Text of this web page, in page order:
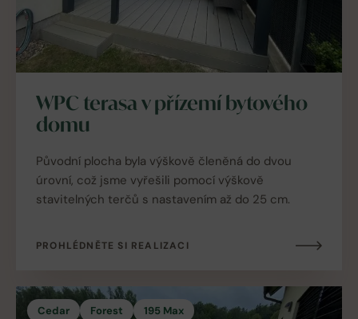
WPC terasa v přízemí bytového
domu
Původní plocha byla výškově členěná do dvou
úrovní, což jsme vyřešili pomocí výškově
stavitelných terčů s nastavením až do 25 cm.
PROHLÉDNĚTE SI REALIZACI
Cedar Forest 195 Max